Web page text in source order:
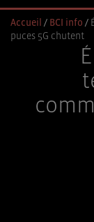
Accueil / BCI info /
puces 5G chutent